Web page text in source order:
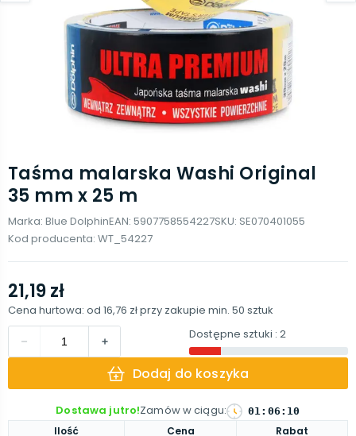
Taśma malarska Washi Original
35 mm x 25 m
Marka: Blue DolphinEAN: 5907758554227SKU: SE070401055
Kod producenta: WT_54227
Ilość Cena
Rabat
21,19 zł
Cena hurtowa: od 16,76 złprzy zakupie min. 50 sztuk
Dostępne sztuki : 2
Dodaj do koszyka
Dostawa jutro!Zamów w ciągu: 01: 06 : 09